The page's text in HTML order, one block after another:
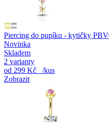
Piercing do pupíku - kytičky
Novinka
Skladem
2 varianty
od 299 Kč
/kus
Zobrazit